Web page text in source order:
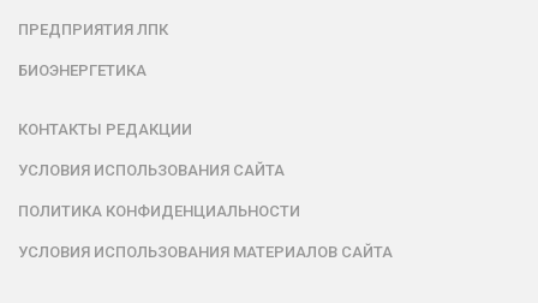
ПРЕДПРИЯТИЯ ЛПК
БИОЭНЕРГЕТИКА
КОНТАКТЫ РЕДАКЦИИ
УСЛОВИЯ ИСПОЛЬЗОВАНИЯ САЙТА
ПОЛИТИКА КОНФИДЕНЦИАЛЬНОСТИ
УСЛОВИЯ ИСПОЛЬЗОВАНИЯ МАТЕРИАЛОВ САЙТА